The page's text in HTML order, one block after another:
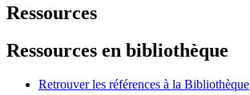
Ressources
Ressources en bibliothèque
Retrouver les références à la Bibliothèque